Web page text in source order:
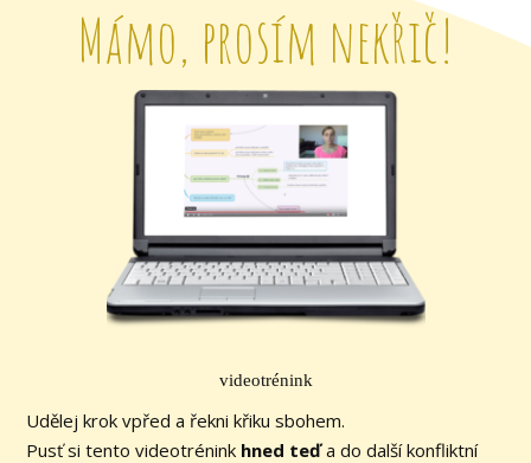
Mámo, prosím nekřič!
videotrénink
Udělej krok vpřed a řekni křiku sbohem.
Pusť si tento videotrénink hned teďa do další konfliktní